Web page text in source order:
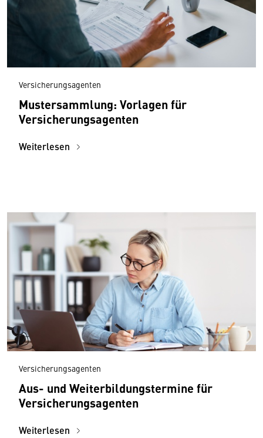
Versicherungsagenten
Mustersammlung: Vorlagen für
Versicherungsagenten
Weiterlesen
Versicherungsagenten
Aus- und Weiterbildungstermine für
Versicherungsagenten
Weiterlesen